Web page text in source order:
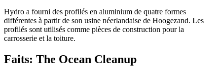
Hydro a fourni des profilés en aluminium de quatre formes
différentes à partir de son usine néerlandaise de Hoogezand. Les
profilés sont utilisés comme pièces de construction pour la
carrosserie et la toiture.
Faits: The Ocean Cleanup